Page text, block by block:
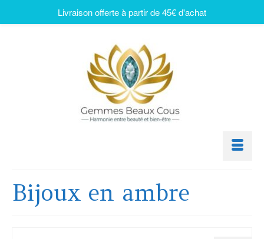
Bijoux en ambre
Livraison offerte à partir de 45€ d'achat